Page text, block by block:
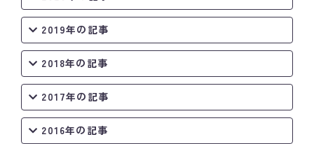
2019年の記事
2018年の記事
2017年の記事
2016年の記事